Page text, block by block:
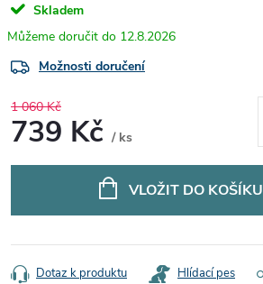
Skladem
12.8.2026
Možnosti doručení
1 060 Kč
739 Kč / ks
VLOŽIT DO KOŠÍKU
Dotaz k produktu Hlídací pes